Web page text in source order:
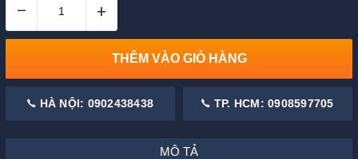
– +
THÊM VÀO GIỎ HÀNG
HÀ NỘI: 0902438438 TP. HCM: 0908597705
MÔ TẢ